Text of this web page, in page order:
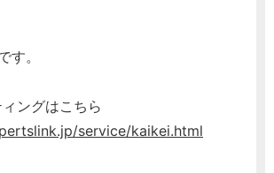
す。
ングはこちら
service/kaikei.html